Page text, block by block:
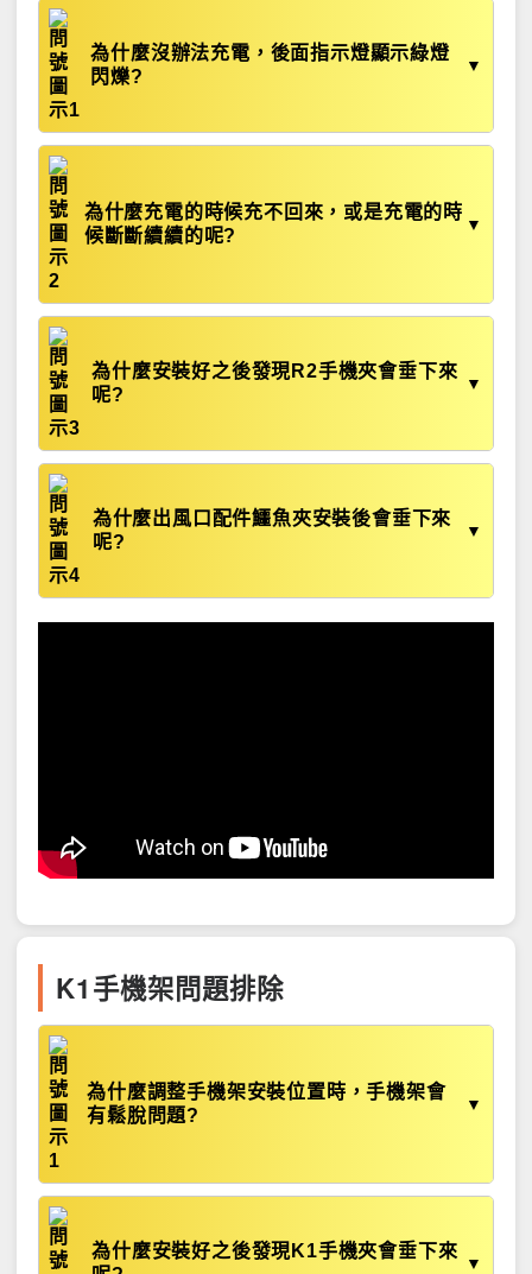
為什麼沒辦法充電，後面指示燈顯示綠燈
閃爍?
▼
為什麼充電的時候充不回來，或是充電的時
候斷斷續續的呢?
▼
為什麼安裝好之後發現R2手機夾會垂下來
呢?
▼
為什麼出風口配件鱷魚夾安裝後會垂下來
呢?
▼
K1手機架問題排除
為什麼調整手機架安裝位置時，手機架會
有鬆脫問題?
▼
為什麼安裝好之後發現K1手機夾會垂下來
▼